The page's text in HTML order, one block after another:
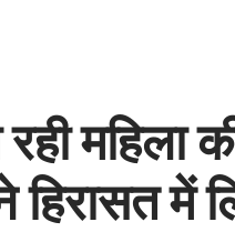
महिला
में